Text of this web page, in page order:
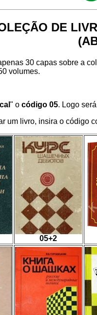
DE
30 capas sobre a
volumes.
" o código 05. Logo
um livro, insira o código
05+2